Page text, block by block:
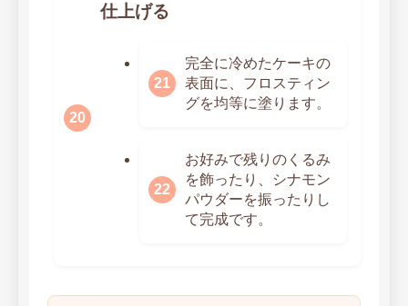
仕上げる
完全に冷めたケーキの
表面に、フロスティン
グを均等に塗ります。
お好みで残りのくるみ
を飾ったり、シナモン
パウダーを振ったりし
て完成です。